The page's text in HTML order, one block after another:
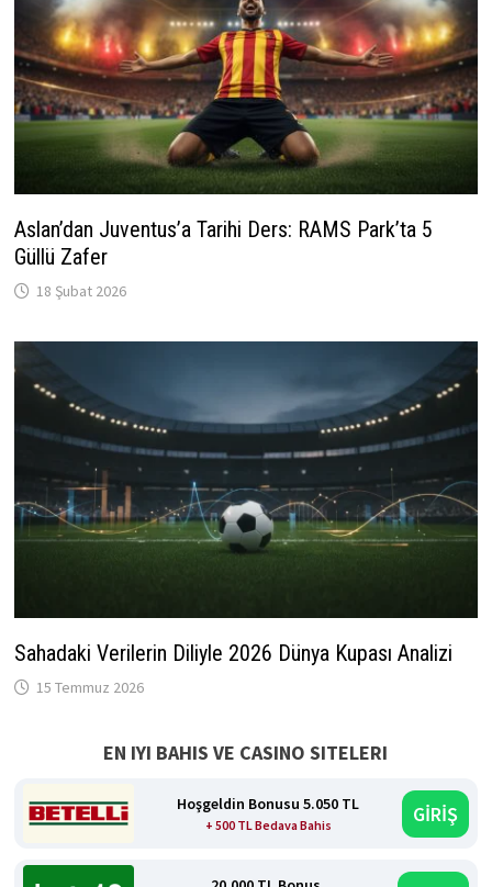
Aslan’dan Juventus’a Tarihi Ders: RAMS Park’ta 5
Güllü Zafer
18 Şubat 2026
Sahadaki Verilerin Diliyle 2026 Dünya Kupası Analizi
15 Temmuz 2026
EN IYI BAHIS VE CASINO SITELERI
Hoşgeldin Bonusu 5.050 TL
+ 500 TL Bedava Bahis GİRİŞ